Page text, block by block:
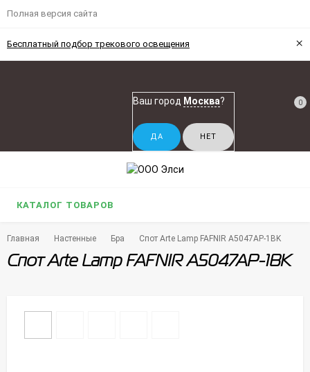
Полная версия сайта
Бесплатный подбор трекового освещения ×
Ваш город Москва? 0
КАТАЛОГ ТОВАРОВ
Главная Настенные Бра Спот Arte Lamp FAFNIR A5047AP-1BK
Спот Arte Lamp FAFNIR A5047AP-1BK